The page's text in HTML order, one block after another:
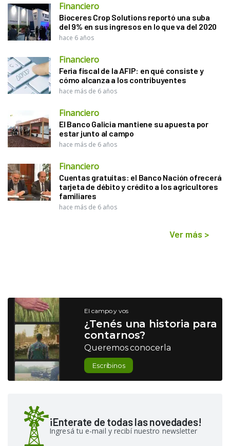
Financiero
Bioceres Crop Solutions reportó una suba
del 9% en sus ingresos en lo que va del 2020
hace 6 años
Financiero
Feria fiscal de la AFIP: en qué consiste y
cómo alcanza a los contribuyentes
hace más de 6 años
Financiero
El Banco Galicia mantiene su apuesta por
estar junto al campo
hace más de 6 años
Financiero
Cuentas gratuitas: el Banco Nación ofrecerá
tarjeta de débito y crédito a los agricultores
familiares
hace más de 6 años
Ver más >
El campo y vos
¿Tenés una historia para
contarnos?
Queremos conocerla
Escribinos
¡Enterate de todas las novedades!
Ingresá tu e-mail y recibí nuestro newsletter